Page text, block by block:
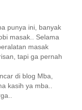
punya ini, banyak
masak.. Selama
masak
tapi ga pernah
di blog Mba,
kasih ya mba..